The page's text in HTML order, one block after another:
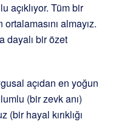
açıklıyor. Tüm bir
almayız.
dayalı bir özet
açıdan en yoğun
(bir zevk anı)
hayal kırıklığı